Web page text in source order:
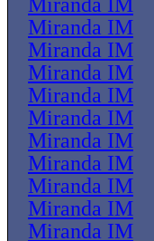
Miranda IM
Miranda IM
Miranda IM
Miranda IM
Miranda IM
Miranda IM
Miranda IM
Miranda IM
Miranda IM
Miranda IM
Miranda IM